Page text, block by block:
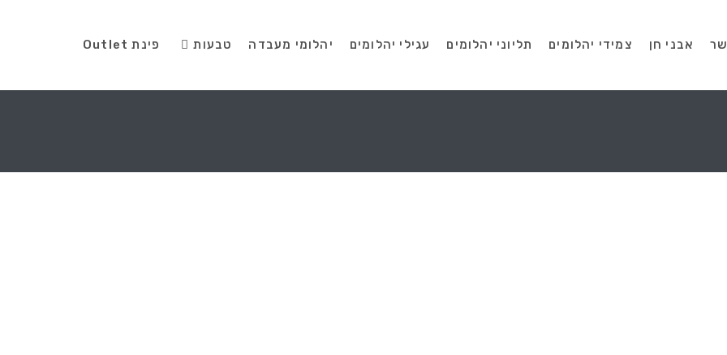
פינת Outlet טבעות יהלומי מעבדה עגילי יהלומים תליוני יהלומים צמידי יהלומים אבני חן